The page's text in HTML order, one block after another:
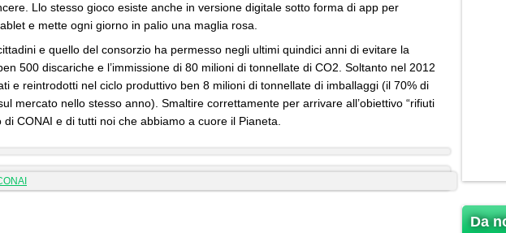
Llo stesso gioco esiste anche in versione digitale sotto forma di app per
e mette ogni giorno in palio una maglia rosa.
e quello del consorzio ha permesso negli ultimi quindici anni di evitare la
500 discariche e l’immissione di 80 milioni di tonnellate di CO2. Soltanto nel 2012
e reintrodotti nel ciclo produttivo ben 8 milioni di tonnellate di imballaggi (il 70% di
mercato nello stesso anno). Smaltire correttamente per arrivare all’obiettivo “rifiuti
di CONAI e di tutti noi che abbiamo a cuore il Pianeta.
Da